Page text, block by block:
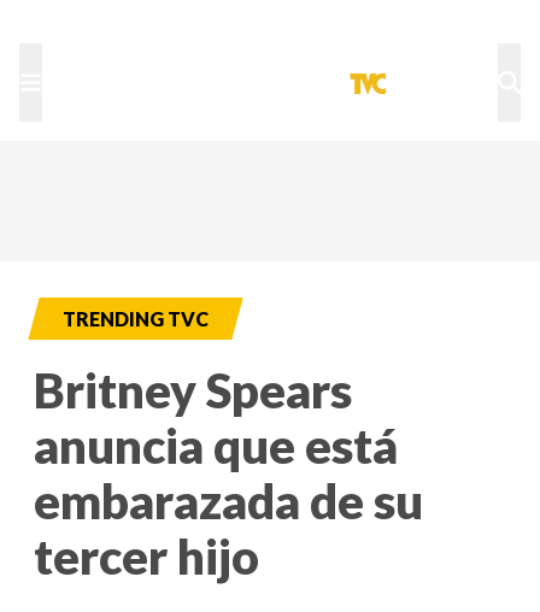
TRENDING TVC
Britney Spears
anuncia que está
embarazada de su
tercer hijo